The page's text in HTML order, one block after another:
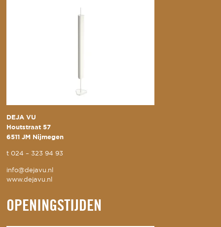
DEJA VU
Houtstraat 57
6511 JM Nijmegen
t024 – 323 94 93
info@dejavu.nl
www.dejavu.nl
OPENINGSTIJDEN